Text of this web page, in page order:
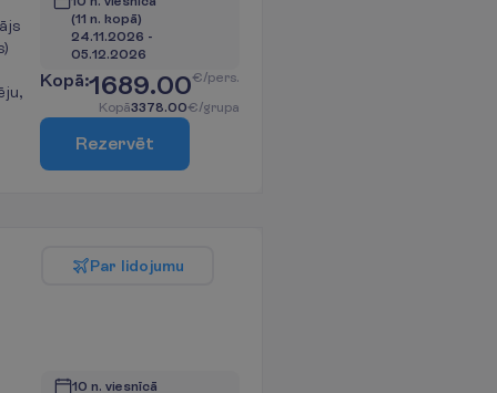
(11 n. kopā)
24.11.2026 -
05.12.2026
Kopā:1689.00€/pers.
Kopā3378.00€/grupa
Rezervēt
10 n. viesnīcā
Par lidojumu